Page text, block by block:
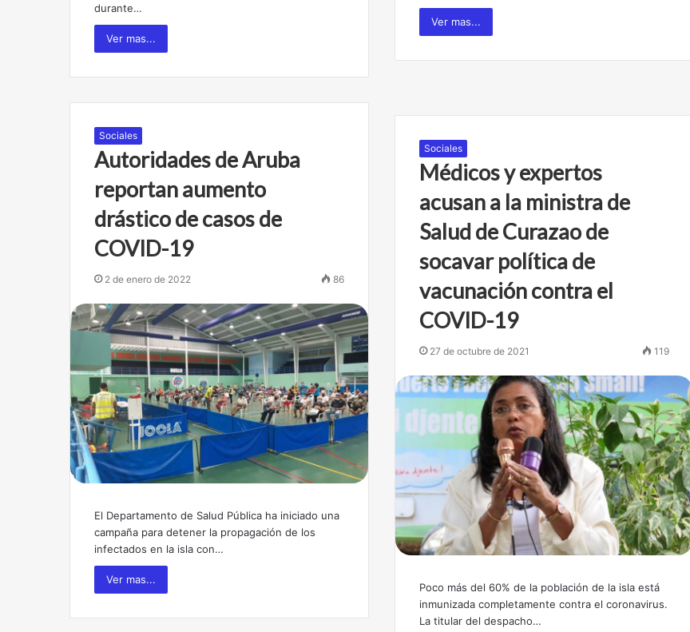
durante…
Ver mas...
Ver mas...
Sociales
Autoridades de Aruba
reportan aumento
drástico de casos de
COVID-19
2 de enero de 2022 86
El Departamento de Salud Pública ha iniciado una
campaña para detener la propagación de los
infectados en la isla con…
Ver mas...
Sociales
Médicos y expertos
acusan a la ministra de
Salud de Curazao de
socavar política de
vacunación contra el
COVID-19
27 de octubre de 2021 119
Poco más del 60% de la población de la isla está
inmunizada completamente contra el coronavirus.
La titular del despacho…